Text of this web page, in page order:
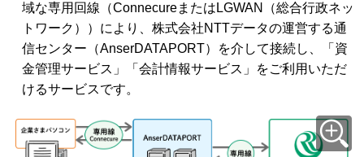
域な専用回線（ConnecureまたはLGWAN（総合行政ネッ
トワーク））により、株式会社NTTデータの運営する通
信センター（AnserDATAPORT）を介して接続し、「資
金管理サービス」「会計情報サービス」をご利用いただ
けるサービスです。